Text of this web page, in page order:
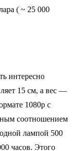
( ~ 25 000
интересно
15 см, а вес —
1080p с
соотношением
лампой 500
часов. Этого